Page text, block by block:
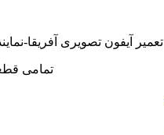
تعمیر آیفون تصویری آفریقا-
تمامی